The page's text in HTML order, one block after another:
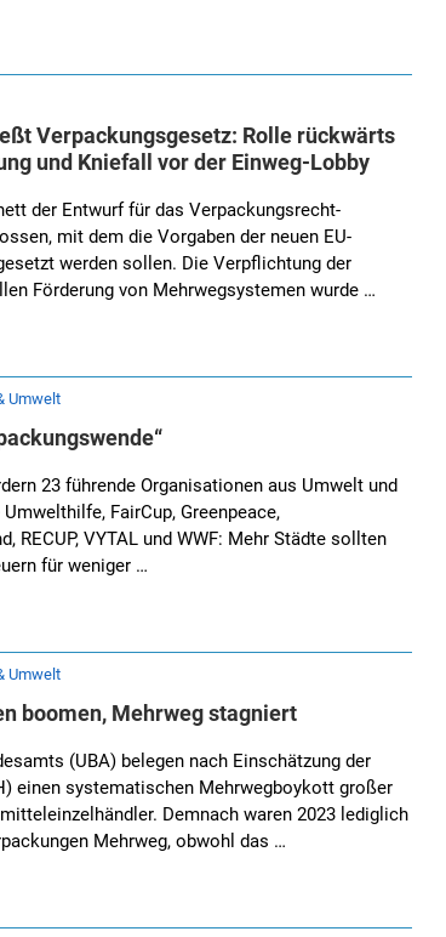
Verpackungsgesetz: Rolle rückwärts
und Kniefall vor der Einweg-Lobby
der Entwurf für das Verpackungsrecht-
mit dem die Vorgaben der neuen EU-
werden sollen. Die Verpflichtung der
Förderung von Mehrwegsystemen wurde …
Umwelt
23 führende Organisationen aus Umwelt und
FairCup, Greenpeace,
RECUP, VYTAL und WWF: Mehr Städte sollten
für weniger …
Umwelt
boomen, Mehrweg stagniert
(UBA) belegen nach Einschätzung der
einen systematischen Mehrwegboykott großer
Demnach waren 2023 lediglich
Mehrweg, obwohl das …